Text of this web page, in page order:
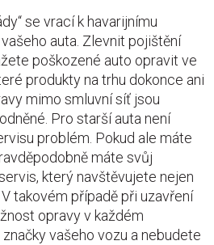
se vrací k havarijnímu
auta. Zlevnit pojištění
poškozené auto opravit ve
produkty na trhu dokonce ani
mimo smluvní síť jsou
Pro starší auta není
problém. Pokud ale máte
máte svůj
který navštěvujete nejen
takovém případě při uzavření
opravy v každém
vašeho vozu a nebudete